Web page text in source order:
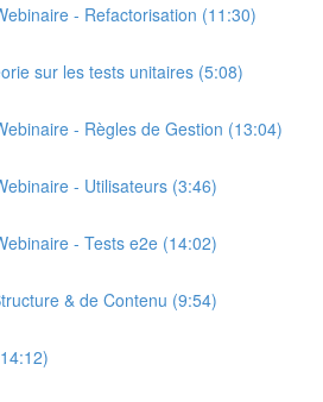
- Refactorisation (11:30)
sur les tests unitaires (5:08)
- Règles de Gestion (13:04)
- Utilisateurs (3:46)
- Tests e2e (14:02)
& de Contenu (9:54)